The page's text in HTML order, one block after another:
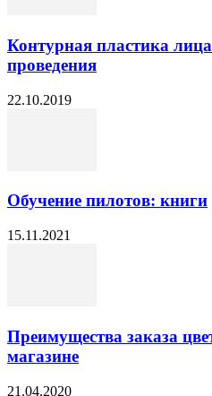
Контурная пластика
проведения
22.10.2019
Обучение пилотов: книги
15.11.2021
Преимущества заказа
магазине
21.04.2020